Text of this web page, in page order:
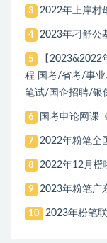
3 2022年上岸村
4 2023年刁舒公
5
【
程 国考/省考/事
笔试/国企招聘/银
6 国考申论网课
7 2022年粉笔全
8 2022年12月橙
9 2023年粉笔广
10 2023年粉笔